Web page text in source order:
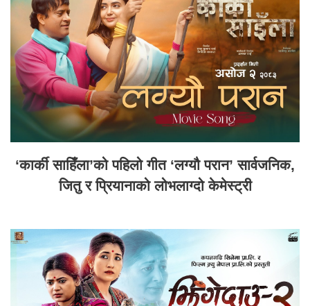
‘कार्की साहिँला’को पहिलो गीत ‘लग्यौ परान’ सार्वजनिक,
जितु र प्रियानाको लोभलाग्दो केमेस्ट्री